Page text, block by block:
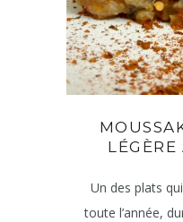
LÉGÈRE
Un des plats
toute l’année,